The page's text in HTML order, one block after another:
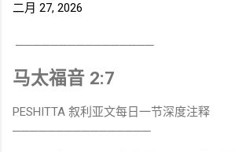
二月 27, 2026
────────────────
马太福音 2:7
PESHITTA 叙利亚文每日一节深度注释
────────────────